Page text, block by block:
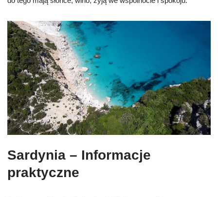
Sardynia – Informacje
praktyczne